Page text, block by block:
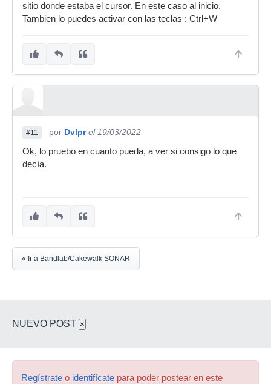
sitio donde estaba el cursor. En este caso al inicio.
Tambien lo puedes activar con las teclas : Ctrl+W
#11 por Dvlpr el 19/03/2022
Ok, lo pruebo en cuanto pueda, a ver si consigo lo que
decía.
« Ir a Bandlab/Cakewalk SONAR
NUEVO POST ×
Regístrate o identifícate para poder postear en este